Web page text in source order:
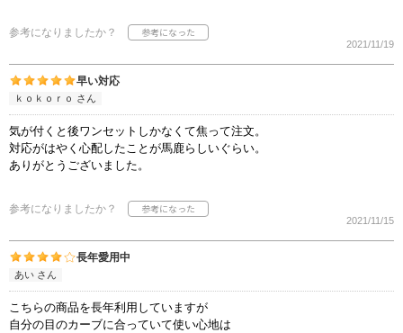
参考になりましたか？
2021/11/19
早い対応
ｋｏｋｏｒｏ さん
気が付くと後ワンセットしかなくて焦って注文。
対応がはやく心配したことが馬鹿らしいぐらい。
ありがとうございました。
参考になりましたか？
2021/11/15
長年愛用中
あい さん
こちらの商品を長年利用していますが
自分の目のカーブに合っていて使い心地は